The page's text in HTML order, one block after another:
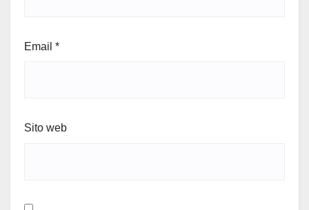
Email *
Sito web